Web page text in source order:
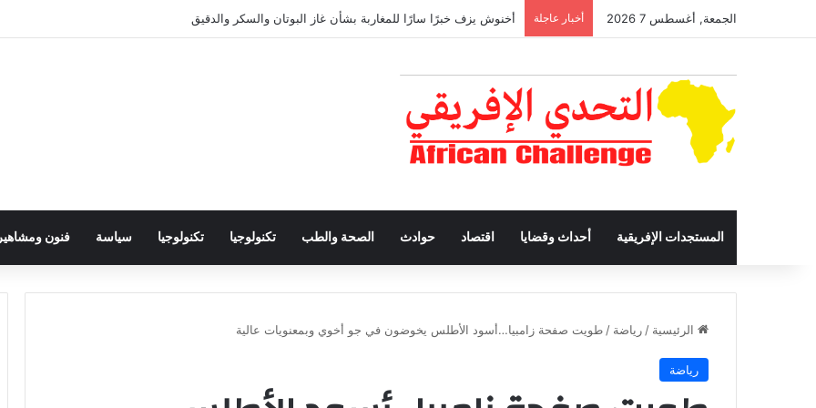
الجمعة, أغسطس 7 2026 أخبار عاجلة أخنوش يزف خبرًا سارًا للمغاربة بشأن غاز البوتان والسكر والدقيق
المستجدات الإفريقية أحداث وقضايا اقتصاد حوادث الصحة والطب تكنولوجيا تكنولوجيا سياسة فنون ومشاهير
الرئيسية / رياضة / طويت صفحة زامبيا…أسود الأطلس يخوضون في جو أخوي وبمعنويات عالية
رياضة